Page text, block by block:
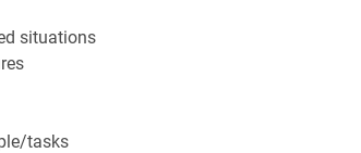
situations
tasks